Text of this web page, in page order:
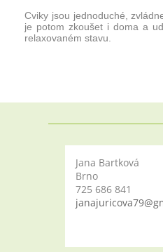
Cviky jsou jednoduché,
je potom zkoušet i doma a
relaxovaném stavu.
Jana Bartková
Brno
725 686 841